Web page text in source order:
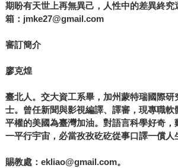
期盼有天世上再無異己，人性中的差異終究
箱：jmke27@gmail.com
審訂簡介
廖克煌
臺北人。交大資工系畢，加州蒙特瑞國際研
士。曾任新聞與影視編譯、譯審，現專職軟
平權的美國為臺灣加油。對語言科學好奇，
一平行宇宙，必當孜孜矻矻從事口譯一償人
賜教處：ekliao@gmail.com。